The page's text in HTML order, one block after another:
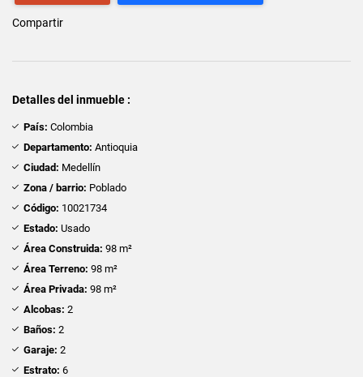
Compartir
Detalles del inmueble :
País: Colombia
Departamento: Antioquia
Ciudad: Medellín
Zona / barrio: Poblado
Código: 10021734
Estado: Usado
Área Construida: 98 m²
Área Terreno: 98 m²
Área Privada: 98 m²
Alcobas: 2
Baños: 2
Garaje: 2
Estrato: 6